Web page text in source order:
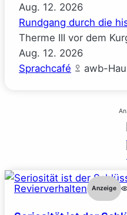
Aug. 12. 2026
Rundgang durch die
Therme III vor dem
Aug. 12. 2026
Sprachcafé
awb-
Revierverhalten Anzeige